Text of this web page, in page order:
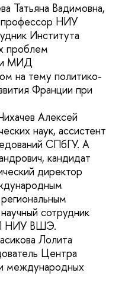
Татьяна Вадимовна,
профессор НИУ
Института
проблем
МИД
на тему политико-
Франции при
Алексей
наук, ассистент
СПбГУ. А
кандидат
директор
сотрудник
НИУ ВШЭ.
Лолита
Центра
международных